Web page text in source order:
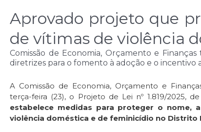
Aprovado projeto que
de vítimas de violência
Comissão de Economia, Orçamento e
diretrizes para o fomento à adoção e o incentivo
A Comissão de Economia, Orçamento e
terça-feira (23), o Projeto de Lei nº 1.819/2025,
estabelece medidas para proteger o nome,
violência doméstica e de feminicídio no Distrito